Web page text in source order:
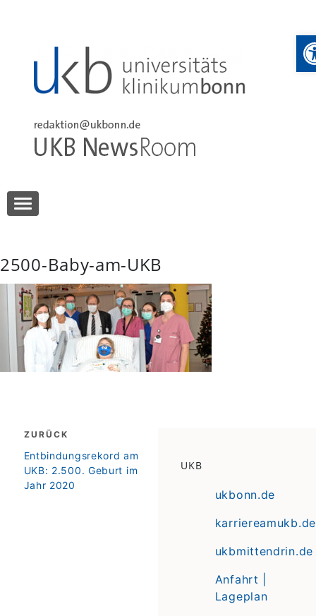
UKB NewsRoom
2500-Baby-am-UKB
Beitragsnavigation
ZURÜCK
zurück
Entbindungsrekord am
UKB: 2.500. Geburt im
Jahr 2020
UKB
ukbonn.de
karriereamukb.de
ukbmittendrin.de
Anfahrt |
Lageplan